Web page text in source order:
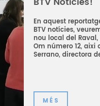
En aquest
BTV notícies,
nou local del
Om número 12, aixi
Serrano, directora
MÉS